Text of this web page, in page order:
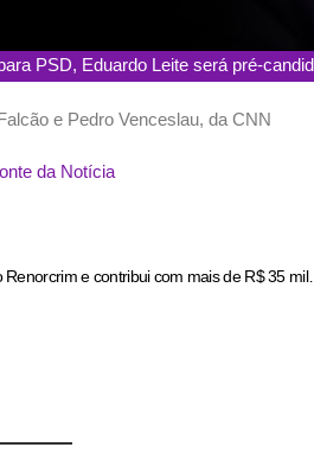
PSD, Eduardo Leite será pré-
e Pedro Venceslau, da CNN
da Notícia
PCGO participa da Operação Renorcrim e contribui com mais de R$ 35 milhões de prejuízo ao crime organizado – Policia Civil do Estado de Goiás